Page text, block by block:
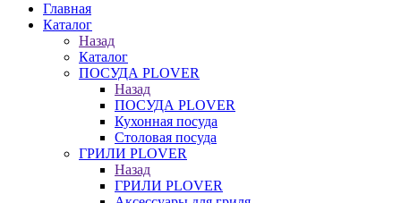
Главная
Каталог
Назад
Каталог
ПОСУДА PLOVER
Назад
ПОСУДА PLOVER
Кухонная посуда
Столовая посуда
ГРИЛИ PLOVER
Назад
ГРИЛИ PLOVER